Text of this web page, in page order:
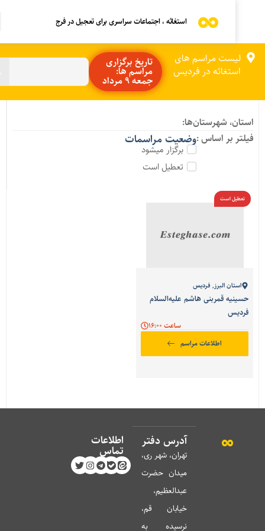
استغاثه ، اجتماعات سراسری برای تعجیل در فرج
لیست مراسم های
استغاثه در فردیس
تاریخ برگزاری
مراسم ها:
جمعه 9 مرداد
شهرستان‌ها:
بر اساس :وضعیت مراسمات
برگزار میشود
تعطیل است
تعطیل است
استان البرز,فردیس
حسینیه قمربنی هاشم علیه‌السلام
فردیس
ساعت 16:00
اطلاعات مراسم
آدرس دفتر
تهران، شهر ری،
میدان حضرت
عبدالعظیم،
خیابان قم،
نرسیده به
اطلاعات
تماس